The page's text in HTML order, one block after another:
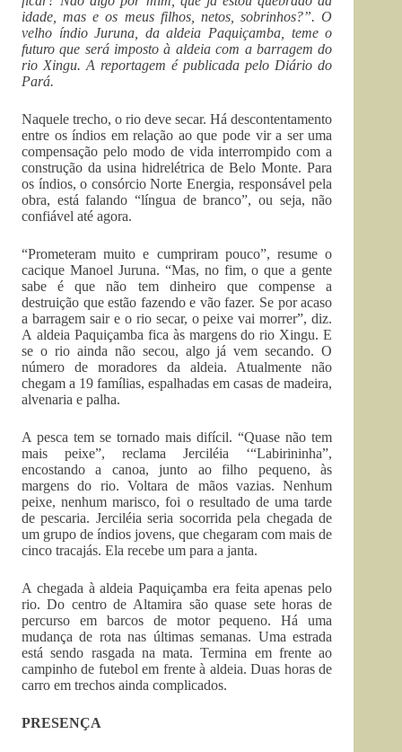
idade, mas e os meus filhos, netos, sobrinhos?”. O
velho índio Juruna, da aldeia Paquiçamba, teme o
futuro que será imposto à aldeia com a barragem do
rio Xingu. A reportagem é publicada pelo Diário do
Pará.
Naquele trecho, o rio deve secar. Há descontentamento
entre os índios em relação ao que pode vir a ser uma
compensação pelo modo de vida interrompido com a
construção da usina hidrelétrica de Belo Monte. Para
os índios, o consórcio Norte Energia, responsável pela
obra, está falando “língua de branco”, ou seja, não
confiável até agora.
“Prometeram muito e cumpriram pouco”, resume o
cacique Manoel Juruna. “Mas, no fim, o que a gente
sabe é que não tem dinheiro que compense a
destruição que estão fazendo e vão fazer. Se por acaso
a barragem sair e o rio secar, o peixe vai morrer”, diz.
A aldeia Paquiçamba fica às margens do rio Xingu. E
se o rio ainda não secou, algo já vem secando. O
número de moradores da aldeia. Atualmente não
chegam a 19 famílias, espalhadas em casas de madeira,
alvenaria e palha.
A pesca tem se tornado mais difícil. “Quase não tem
mais peixe”, reclama Jerciléia ‘“Labirininha”,
encostando a canoa, junto ao filho pequeno, às
margens do rio. Voltara de mãos vazias. Nenhum
peixe, nenhum marisco, foi o resultado de uma tarde
de pescaria. Jerciléia seria socorrida pela chegada de
um grupo de índios jovens, que chegaram com mais de
cinco tracajás. Ela recebe um para a janta.
A chegada à aldeia Paquiçamba era feita apenas pelo
rio. Do centro de Altamira são quase sete horas de
percurso em barcos de motor pequeno. Há uma
mudança de rota nas últimas semanas. Uma estrada
está sendo rasgada na mata. Termina em frente ao
campinho de futebol em frente à aldeia. Duas horas de
carro em trechos ainda complicados.
PRESENÇA